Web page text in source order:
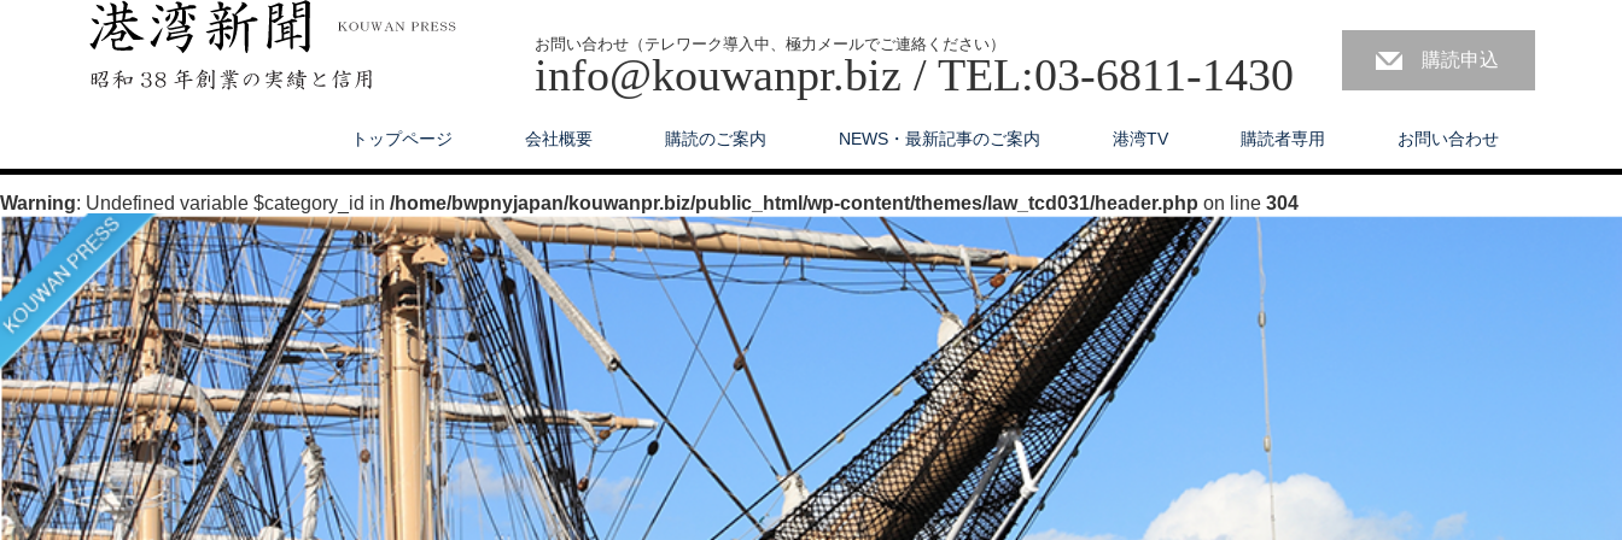
お問い合わせ（テレワーク導入中、極力メールでご連絡ください）
info@kouwanpr.biz / TEL:03-6811-1430 購読申込
トップページ 会社概要 購読のご案内 NEWS・最新記事のご案内 港湾TV 購読者専用 お問い合わせ
Warning: Undefined variable $category_id in /home/bwpnyjapan/kouwanpr.biz/public_html/wp-content/themes/law_tcd031/header.php on line 304